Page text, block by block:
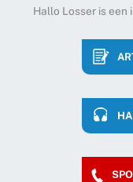
Hallo Losser is een